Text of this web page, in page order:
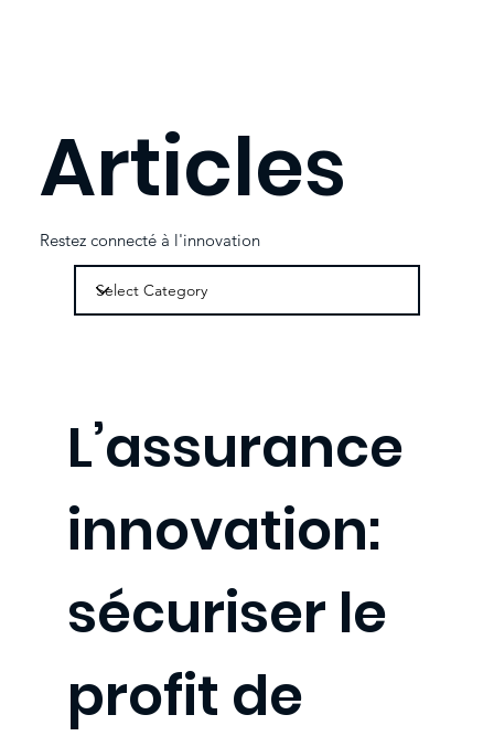
Articles
Restez connecté à l'innovation
L’assurance
innovation:
sécuriser le
profit de